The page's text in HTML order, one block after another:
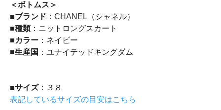
＜ボトムス＞
■ブランド ：CHANEL（シャネル）
■種類：ニットロングスカート
■カラー ：ネイビー
■生産国 ：ユナイテッドキングダム
■サイズ：３８
表記しているサイズの目安はこちら